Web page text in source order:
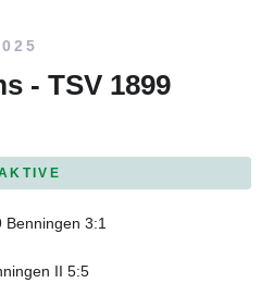
- TSV 1899
3:1
II 5:5